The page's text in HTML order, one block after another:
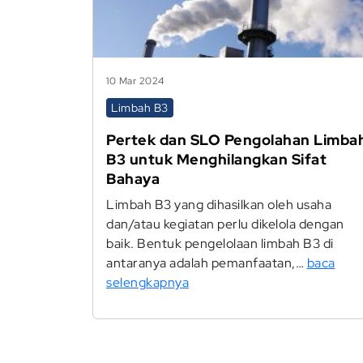
10 Mar 2024
Limbah B3
Pertek dan SLO Pengolahan
B3 untuk Menghilangkan Sifat
Bahaya
Limbah B3 yang dihasilkan oleh usaha
dan/atau kegiatan perlu dikelola dengan
baik. Bentuk pengelolaan limbah B3 di
antaranya adalah pemanfaatan,… baca
selengkapnya